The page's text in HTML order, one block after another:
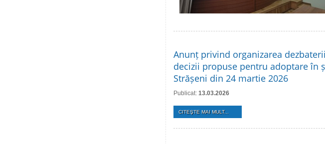
Anunț privind organizarea
decizii propuse pentru adoptare în
Strășeni din 24 martie 2026
Publicat: 13.03.2026
CITEŞTE MAI MULT...